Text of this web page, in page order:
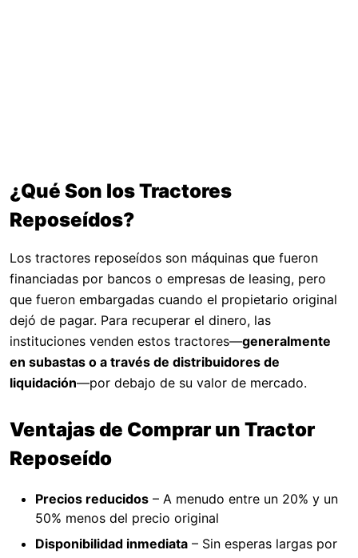
¿Qué Son los Tractores
Reposeídos?
Los tractores reposeídos son máquinas que fueron
financiadas por bancos o empresas de leasing, pero
que fueron embargadas cuando el propietario original
dejó de pagar. Para recuperar el dinero, las
instituciones venden estos tractores—generalmente
en subastas o a través de distribuidores de
liquidación—por debajo de su valor de mercado.
Ventajas de Comprar un Tractor
Reposeído
Precios reducidos – A menudo entre un 20% y un
50% menos del precio original
Disponibilidad inmediata – Sin esperas largas por